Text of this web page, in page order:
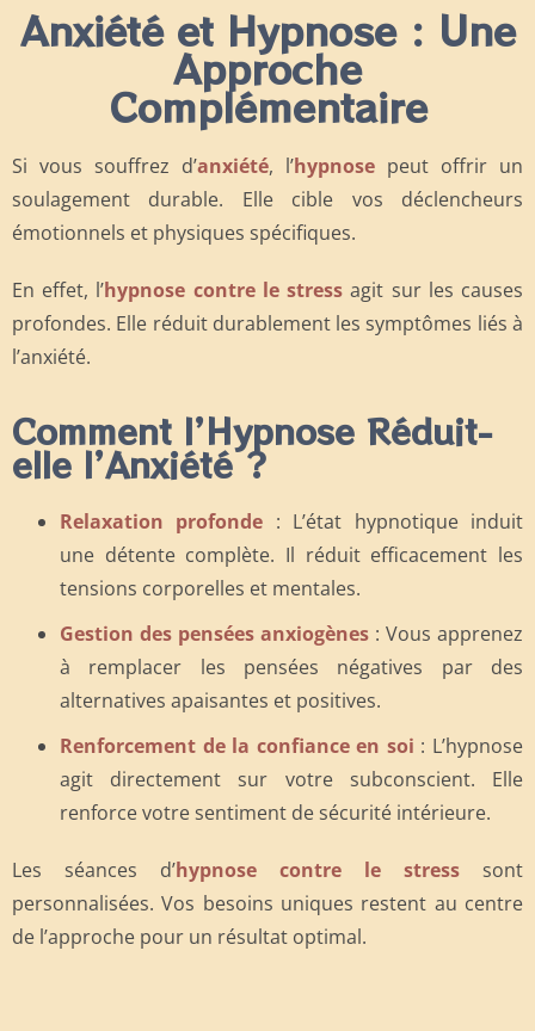
Anxiété et Hypnose : Une
Approche
Complémentaire
Si vous souffrez d’anxiété, l’hypnose peut offrir un
soulagement durable. Elle cible vos déclencheurs
émotionnels et physiques spécifiques.
En effet, l’hypnose contre le stress agit sur les causes
profondes. Elle réduit durablement les symptômes liés à
l’anxiété.
Comment l’Hypnose Réduit-
elle l’Anxiété ?
Relaxation profonde : L’état hypnotique induit
une détente complète. Il réduit efficacement les
tensions corporelles et mentales.
Gestion des pensées anxiogènes : Vous apprenez
à remplacer les pensées négatives par des
alternatives apaisantes et positives.
Renforcement de la confiance en soi : L’hypnose
agit directement sur votre subconscient. Elle
renforce votre sentiment de sécurité intérieure.
Les séances d’hypnose contre le stress sont
personnalisées. Vos besoins uniques restent au centre
de l’approche pour un résultat optimal.